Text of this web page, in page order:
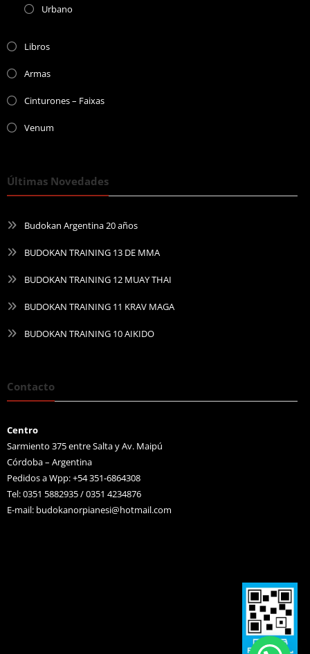
Urbano
Libros
Armas
Cinturones – Faixas
Venum
Últimas Novedades
Budokan Argentina 20 años
BUDOKAN TRAINING 13 DE MMA
BUDOKAN TRAINING 12 MUAY THAI
BUDOKAN TRAINING 11 KRAV MAGA
BUDOKAN TRAINING 10 AIKIDO
Contacto
Centro
Sarmiento 375 entre Salta y Av. Maipú
Córdoba – Argentina
Pedidos a Wpp: +54 351-6864308
Tel: 0351 5882935 / 0351 4234876
E-mail: budokanorpianesi@hotmail.com